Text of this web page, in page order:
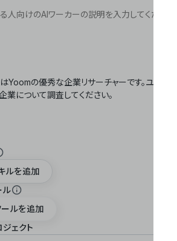
ルを追加
ル
ールを追加
ェクト